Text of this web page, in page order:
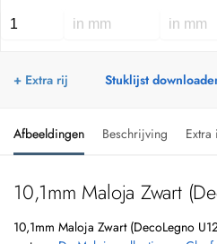
+ Extra rij Stuklijst
Afbeeldingen Beschrijving
10,1mm Maloja Zwart
10,1mm Maloja Zwart (DecoLegno